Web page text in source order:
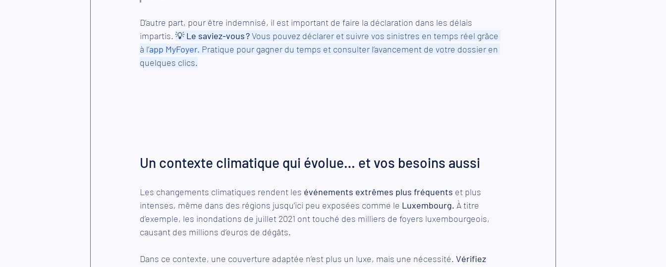
D’autre part, pour être indemnisé, il est important de faire la déclaration dans les délais
impartis. 💡 Le saviez-vous ? Vous pouvez déclarer et suivre vos sinistres en temps réel grâce
à l’app MyFoyer. Pratique pour gagner du temps et consulter l’avancement de votre dossier en
quelques clics.
Un contexte climatique qui évolue… et vos besoins aussi
Les changements climatiques rendent les événements extrêmes plus fréquents et plus
intenses, même dans des régions jusqu’ici peu exposées comme le Luxembourg. À titre
d’exemple, les inondations de juillet 2021 ont touché des milliers de foyers luxembourgeois,
causant des millions d’euros de dégâts.
Dans ce contexte, une couverture adaptée n’est plus un luxe, mais une nécessité. Vérifiez